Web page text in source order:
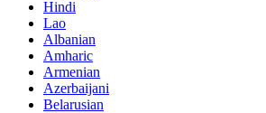
Hindi
Lao
Albanian
Amharic
Armenian
Azerbaijani
Belarusian